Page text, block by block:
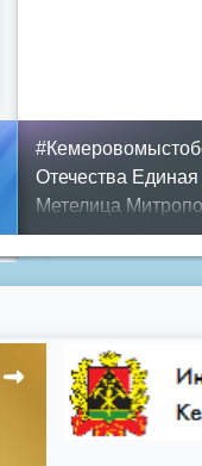
Отечества
Метелица
Днем ЖКХ
Противопожарная
день города
цифровое
Показать все теги